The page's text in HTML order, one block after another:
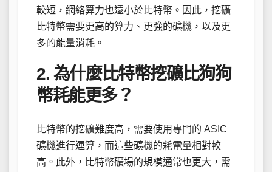
較短，網絡算力也遠小於比特幣。因此，挖礦
比特幣需要更高的算力、更強的礦機，以及更
多的能量消耗。
2. 為什麼比特幣挖礦比狗狗
幣耗能更多？
比特幣的挖礦難度高，需要使用專門的 ASIC
礦機進行運算，而這些礦機的耗電量相對較
高。此外，比特幣礦場的規模通常也更大，需